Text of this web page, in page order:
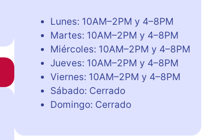
Lunes: 10AM–2PM y 4–8PM
Martes: 10AM–2PM y 4–8PM
Miércoles: 10AM–2PM y 4–8PM
Jueves: 10AM–2PM y 4–8PM
Viernes: 10AM–2PM y 4–8PM
Sábado: Cerrado
Domingo: Cerrado